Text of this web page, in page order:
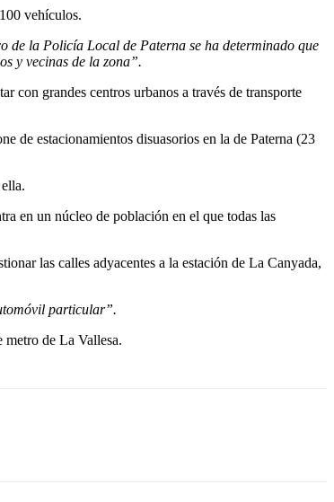
vehículos.
de la Policía Local de Paterna se ha determinado que
y vecinas de la zona”.
con grandes centros urbanos a través de transporte
de estacionamientos disuasorios en la de Paterna (23
en un núcleo de población en el que todas las
las calles adyacentes a la estación de La Canyada,
particular”.
metro de La Vallesa.